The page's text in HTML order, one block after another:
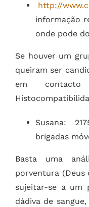
http://
informação
onde pode
Se houver um
queiram ser
em
Susana:
brigadas
Basta uma
porventura (Deus
sujeitar-se a um
dádiva de